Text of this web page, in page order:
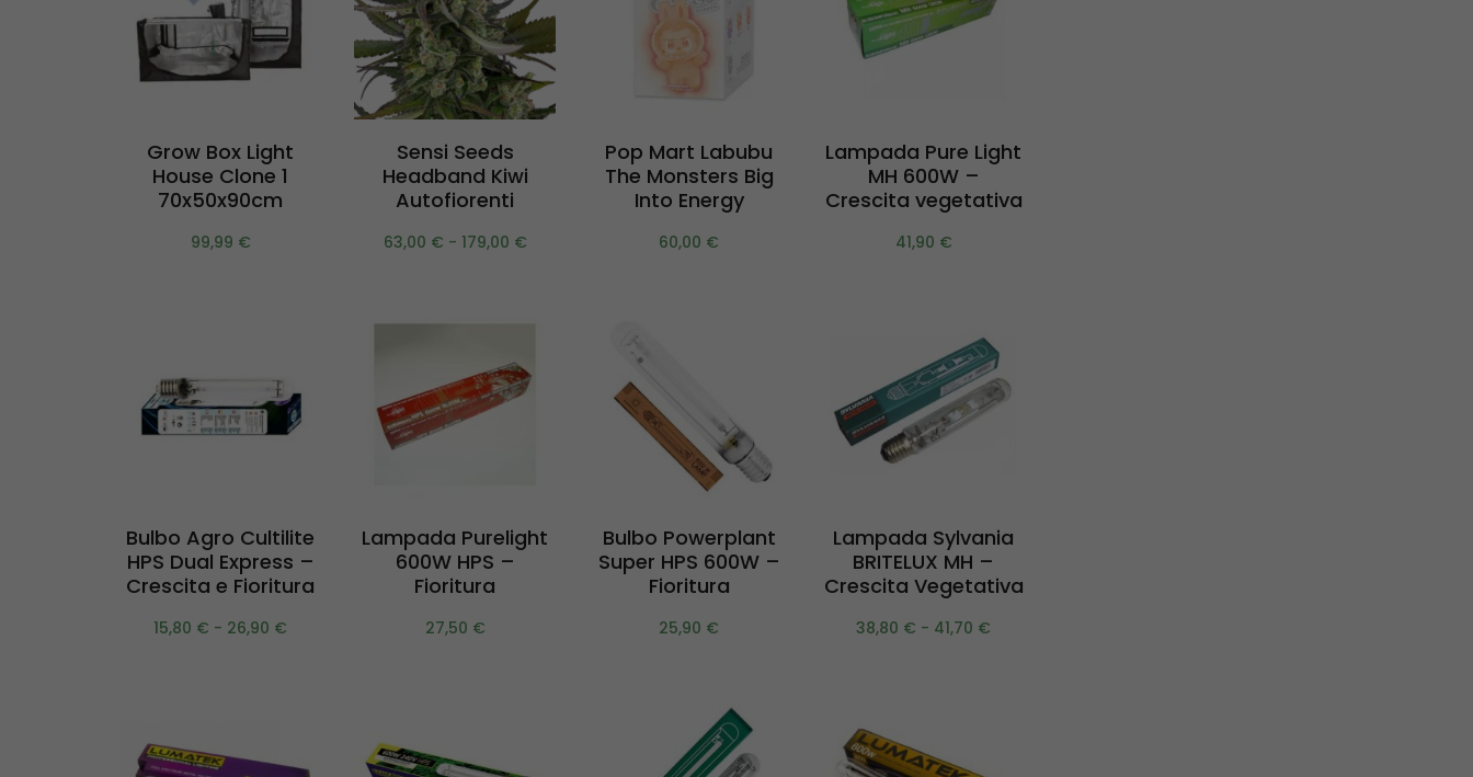
carrello
Grow Box Light
House Clone 1
70x50x90cm
99,99 €
Scegli
Sensi Seeds
Headband Kiwi
Autofiorenti
63,00 € - 179,00 €
carrello
Pop Mart Labubu
The Monsters Big
Into Energy
60,00 €
carrello
Lampada Pure Light
MH 600W –
Crescita vegetativa
41,90 €
Scegli
Bulbo Agro Cultilite
HPS Dual Express –
Crescita e Fioritura
15,80 € - 26,90 €
carrello
Lampada Purelight
600W HPS –
Fioritura
27,50 €
carrello
Bulbo Powerplant
Super HPS 600W –
Fioritura
25,90 €
Scegli
Lampada Sylvania
BRITELUX MH –
Crescita Vegetativa
38,80 € - 41,70 €